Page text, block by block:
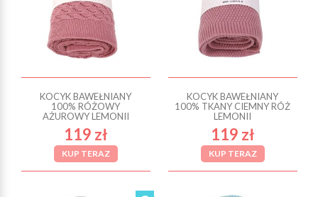
KOCYK BAWEŁNIANY
100% RÓŻOWY
AŻUROWY LEMONII
119 zł
KUP TERAZ
KOCYK BAWEŁNIANY
100% TKANY CIEMNY RÓŻ
LEMONII
119 zł
KUP TERAZ